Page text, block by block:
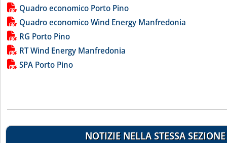
Quadro economico Porto Pino
Quadro economico Wind Energy Manfredonia
RG Porto Pino
RT Wind Energy Manfredonia
SPA Porto Pino
NOTIZIE NELLA STESSA SEZIONE